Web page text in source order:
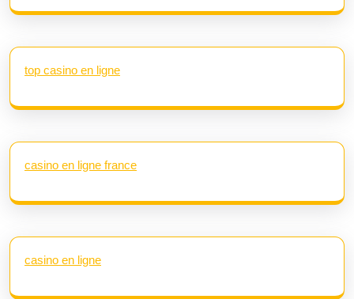
top casino en ligne
casino en ligne france
casino en ligne